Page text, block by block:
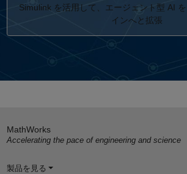
Simulink を活用して、エージェント型 AI
インへと拡張
MathWorks
Accelerating the pace of engineering and science
製品を見る